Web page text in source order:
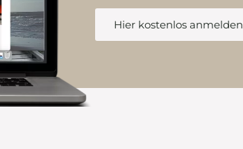
Hier kostenlos anmelden